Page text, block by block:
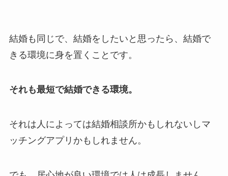
結婚も同じで、結婚をしたいと思ったら、結婚で
きる環境に身を置くことです。
それも最短で結婚できる環境。
それは人によっては結婚相談所かもしれないしマ
ッチングアプリかもしれません。